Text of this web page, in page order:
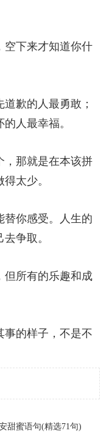
空下来才知道你什
歉的人最勇敢；
人最幸福。
，那就是在本该拼
太少。
替你感受。人生的
争取。
但所有的乐趣和成
事的样子，不是不
甜蜜语句(精选71句)